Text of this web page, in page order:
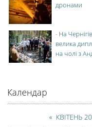
дронами
- На
велика
на чолі з
Календар
« КВІТЕНЬ